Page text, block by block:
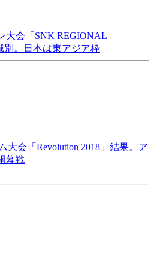
大会「SNK REGIONAL
別。日本は東アジア枠
大会「Revolution 2018」結果。ア
幕戦